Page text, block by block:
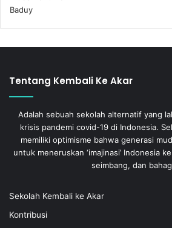
Tentang Kembali Ke Akar
Adalah sebuah sekolah alternatif yang
krisis pandemi covid-19 di Indonesia.
memiliki optimisme bahwa generasi
untuk meneruskan ‘imajinasi’ Indonesia
seimbang, dan
Sekolah Kembali ke Akar
Kontribusi